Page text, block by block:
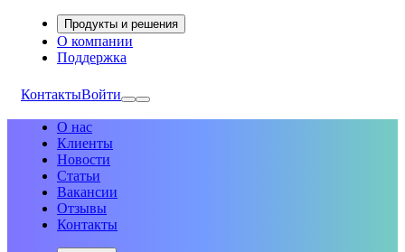
Продукты и решения
О компании
Поддержка
КонтактыВойти
О нас
Клиенты
Новости
Статьи
Вакансии
Отзывы
Контакты